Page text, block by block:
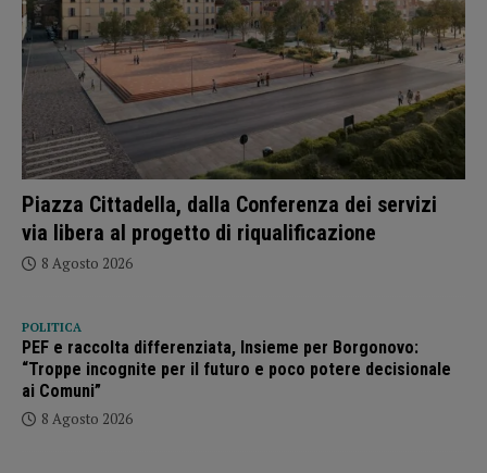
Piazza Cittadella, dalla Conferenza dei servizi
via libera al progetto di riqualificazione
8 Agosto 2026
POLITICA
PEF e raccolta differenziata, Insieme per Borgonovo:
“Troppe incognite per il futuro e poco potere decisionale
ai Comuni”
8 Agosto 2026